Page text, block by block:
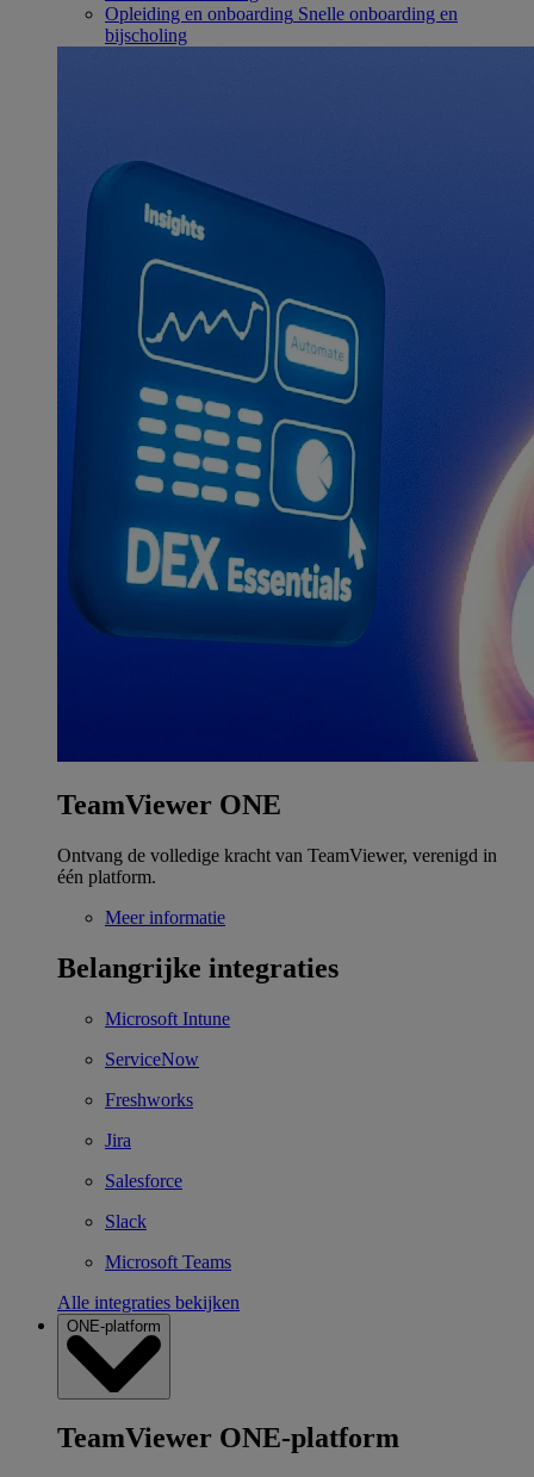
Opleiding en onboarding Snelle onboarding en
bijscholing
TeamViewer ONE
Ontvang de volledige kracht van TeamViewer, verenigd in
één platform.
Meer informatie
Belangrijke integraties
Microsoft Intune
ServiceNow
Freshworks
Jira
Salesforce
Slack
Microsoft Teams
Alle integraties bekijken
ONE-platform
TeamViewer ONE-platform